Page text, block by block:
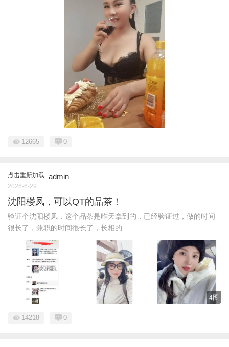
12665 0
点击重新加载 admin
2026-6-29
沈阳楼凤，可以QT的品茶！
验证个沈阳楼凤，这个品茶是昨天拿到的，已经验证过，做的时间
很长了，兼职的时间很长了，长相的 ...
4图
14218 0